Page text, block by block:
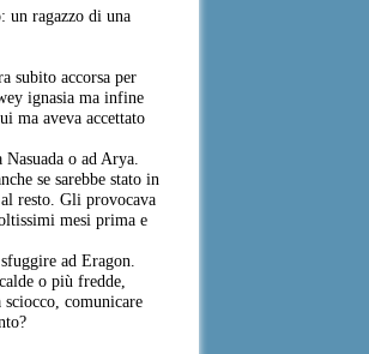
un ragazzo di una
subito accorsa per
ignasia ma infine
ma aveva accettato
o ad Arya.
se sarebbe stato in
resto. Gli provocava
mesi prima e
ad Eragon.
o più fredde,
comunicare